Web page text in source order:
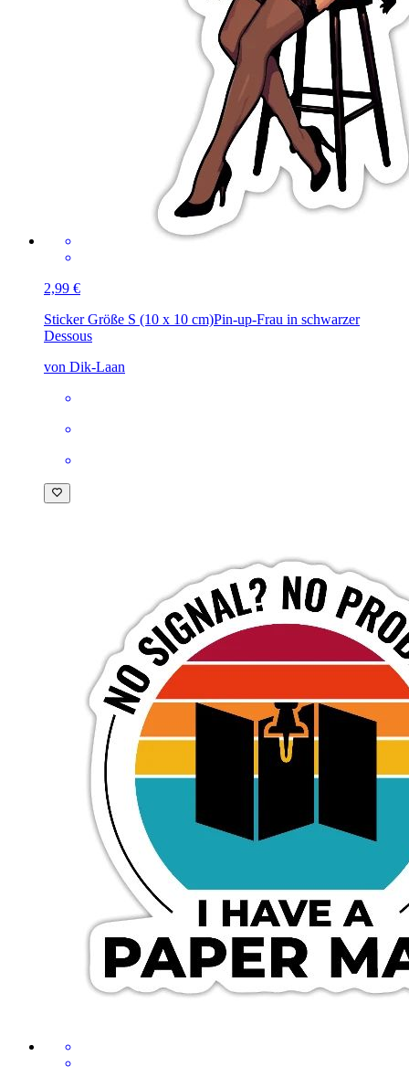
2,99 €
Sticker Größe S (10 x 10 cm)Pin-up-Frau in schwarzer
Dessous
von Dik-Laan